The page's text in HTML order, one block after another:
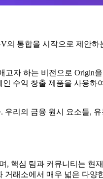
의 통합을 시작으로 제안하
자 하는 비전으로 Origin
수익 창출 제품을 사용하
리의 금융 원시 요소들,
, 핵심 팀과 커뮤니티는 현
래소에서 매우 넓은 다양